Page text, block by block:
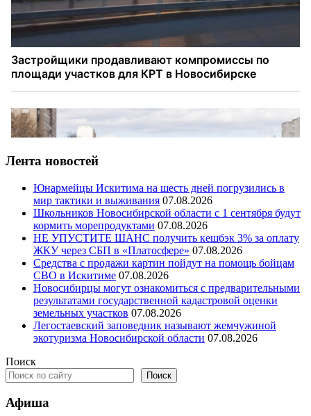
Лента новостей
Юнармейцы Искитима на шесть дней погрузились в
мир тактики и выживания 07.08.2026
Школьников Новосибирской области с 1 сентября будут
кормить морепродуктами 07.08.2026
НЕ УПУСТИТЕ ШАНС получить кешбэк 3% за оплату
ЖКУ через СБП в «Платосфере» 07.08.2026
Средства с продажи картин пойдут на помощь бойцам
СВО в Искитиме 07.08.2026
Новосибирцы могут ознакомиться с предварительными
результатами государственной кадастровой оценки
земельных участков 07.08.2026
Легостаевский заповедник называют жемчужиной
экотуризма Новосибирской области 07.08.2026
Поиск
Поиск
Афиша